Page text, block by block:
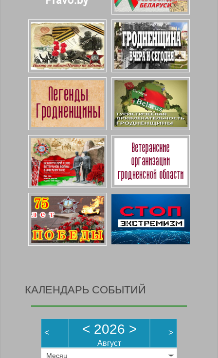
КАЛЕНДАРЬ СОБЫТИЙ
< < 2026 >
Август
>
Месяц